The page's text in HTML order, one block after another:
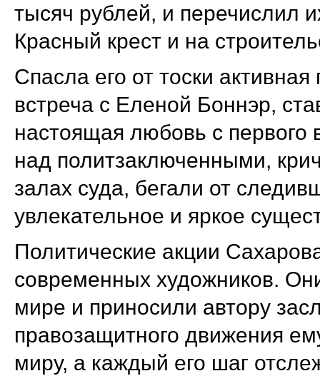
тысяч рублей, и перечислил
Красный крест и на
Спасла его от тоски
встреча с Еленой Боннэр,
настоящая любовь с первого
над политзаключенными,
залах суда, бегали от
увлекательное и яркое
Политические акции
современных художников.
мире и приносили автору
правозащитного движения
миру, а каждый его шаг